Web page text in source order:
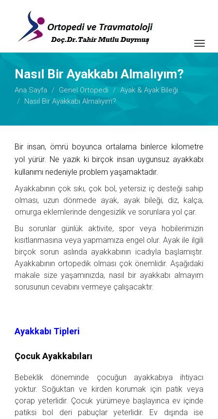
Nasıl Bir Ayakkabı Almalıyım?
Ana Sayfa Genel Ortopedi
Ayak & Ayak Bileği
Nasıl Bir Ayakkabı Almalıyım?
Bir insan, ömrü boyunca ortalama binlerce kilometre
yol yürür. Ne yazık ki birçok insan uygunsuz ayakkabı
kullanımı nedeniyle problem yaşamaktadır.
Ayakkabının çok sıkı, çok bol, yetersiz iç desteği sahip
olması, uzun dönmede ayak, ayak bileği, diz, kalça,
omurga eklemlerinde dengesizlik ve sorunlara yol çar.
Bu sorunlar günlük aktivite, spor veya hobilerimizin
kısıtlanmasına veya yapmamıza engel olur. Ayak ile ilgili
birçok sorun aslında ayakkabının icadıyla başlamıştır.
Ayakkabının ortopedik olması çok önemlidir. Aşağıdaki
makale size yaşamınızda, nasıl bir ayakkabı almayım
sorusunun cevabını vermeye çalışacaktır.
Ayakkabı Tipleri
Çocuk Ayakkabıları
Bebeklik döneminde çocuğun ayakkabıya ihtiyacı
yoktur. Soğuktan ve kirden korumak için patik veya
çorap yeterlidir. Çocuk yürümeye başlayınca ev içinde
patiksi bol deri pabuçlar yeterlidir. Ev dışında ise